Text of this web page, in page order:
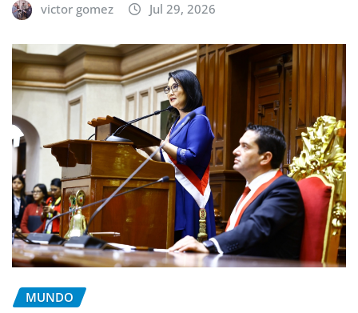
victor gomez Jul 29, 2026
MUNDO